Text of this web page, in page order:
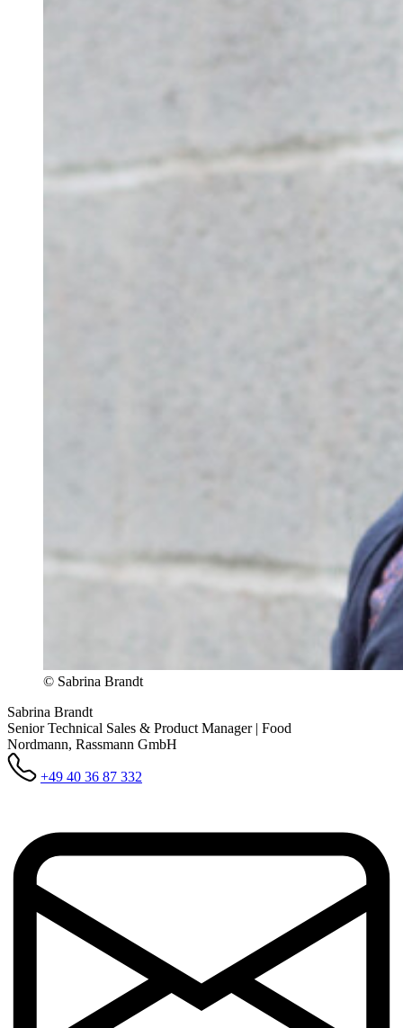
© Sabrina Brandt
Sabrina Brandt
Senior Technical Sales & Product Manager | Food
Nordmann, Rassmann GmbH
+49 40 36 87 332